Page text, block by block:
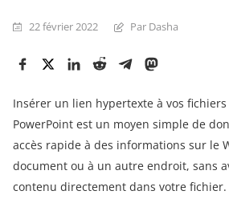
22 février 2022 Par Dasha
Insérer un lien hypertexte à vos fichiers
PowerPoint est un moyen simple de
accès rapide à des informations sur le
document ou à un autre endroit, sans
contenu directement dans votre fichier.